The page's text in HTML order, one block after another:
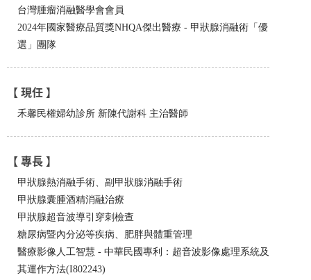
台灣腫瘤消融醫學會會員
2024年國家醫療品質獎NHQA傑出醫療 - 甲狀腺消融術「優
選」團隊
【 現任 】
禾馨民權婦幼診所 新陳代謝科 主治醫師
【 專長 】
甲狀腺熱消融手術、副甲狀腺消融手術
甲狀腺囊腫酒精消融治療
甲狀腺超音波導引穿刺檢查
糖尿病暨內分泌等疾病、肥胖與體重管理
醫療影像人工智慧 - 中華民國專利：超音波影像處理系統及
其運作方法(I802243)